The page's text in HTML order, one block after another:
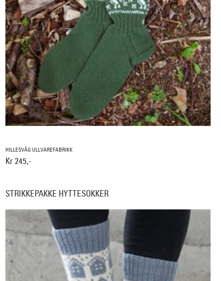
HILLESVÅG ULLVAREFABRIKK
Kr 245,-
STRIKKEPAKKE HYTTESOKKER